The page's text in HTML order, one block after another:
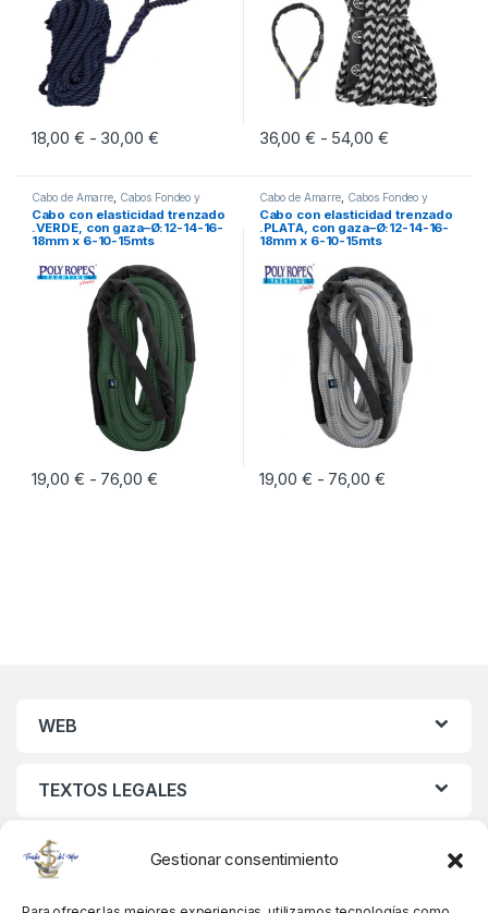
Gestionar consentimiento
18,00 € - 30,00 €Rango de precios: desde 18,00 € hasta
Este producto tiene múltiples variantes. Las opciones se pueden
36,00 € - 54,00 €Rango de
Este producto tiene múltiples
Cabo de Amarre, Cabos Fondeo y
Amarre
Cabo con elasticidad trenzado
.VERDE, con gaza–Ø:12-14-16-
18mm x 6-10-15mts
19,00 € - 76,00 €Rango de precios: desde 19,00 € hasta
Cabo de Amarre, Cabos Fondeo y
Amarre
Cabo con elasticidad trenzado
.PLATA, con gaza–Ø:12-14-16-
18mm x 6-10-15mts
19,00 € - 76,00 €Rango de
WEB
TEXTOS LEGALES
MIS DATOS